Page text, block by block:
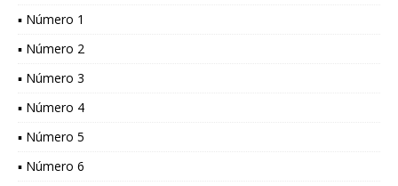
▪ Número 1
▪ Número 2
▪ Número 3
▪ Número 4
▪ Número 5
▪ Número 6